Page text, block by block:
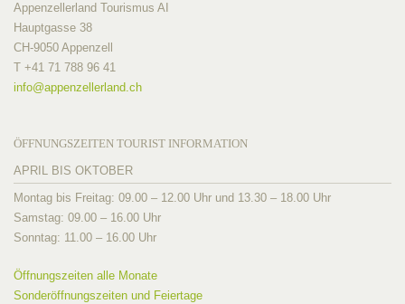
Appenzellerland Tourismus AI
Hauptgasse 38
CH-9050 Appenzell
T +41 71 788 96 41
info@appenzellerland.ch
ÖFFNUNGSZEITEN TOURIST INFORMATION
APRIL BIS OKTOBER
Montag bis Freitag: 09.00 – 12.00 Uhr und 13.30 – 18.00 Uhr
Samstag: 09.00 – 16.00 Uhr
Sonntag: 11.00 – 16.00 Uhr
Öffnungszeiten alle Monate
Sonderöffnungszeiten und Feiertage